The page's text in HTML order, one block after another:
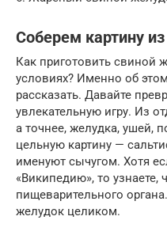
Соберем картину
Как приготовить свиной
условиях? Именно об
рассказать. Давайте
увлекательную игру. Из
а точнее, желудка, ушей,
цельную картину —
именуют сычугом. Хотя
«Википедию», то узнаете,
пищеварительного
желудок целиком.